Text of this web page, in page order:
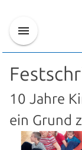
10 Jahre
ein Grund